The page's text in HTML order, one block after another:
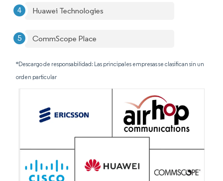
Huawei Technologies
CommScope Place
*Descargo de responsabilidad: Las principales empresas se clasifican sin un
orden particular